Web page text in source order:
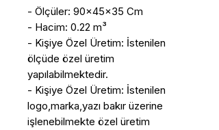
- Ölçüler: 90x45x35 Cm
- Hacim: 0.22 m³
- Kişiye Özel Üretim: İstenilen
ölçüde özel üretim
yapılabilmektedir.
- Kişiye Özel Üretim: İstenilen
logo,marka,yazı bakır üzerine
işlenebilmekte özel üretim